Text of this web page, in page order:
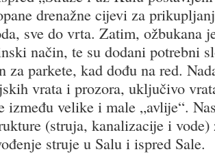
drenažne cijevi za
sve do vrta. Zatim, ožbukana
način, te su dodani potrebni
za parkete, kad dođu na red.
vrata i prozora, uključivo
između velike i male „avlije“.
(struja, kanalizacije i
struje u Salu i ispred Sale.